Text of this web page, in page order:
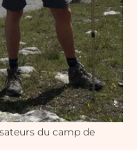
du camp de